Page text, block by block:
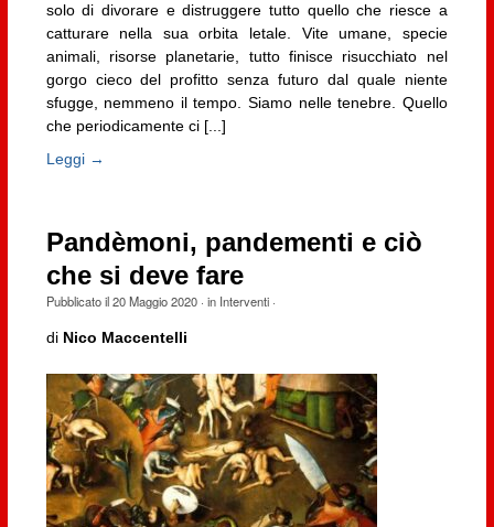
solo di divorare e distruggere tutto quello che riesce a
catturare nella sua orbita letale. Vite umane, specie
animali, risorse planetarie, tutto finisce risucchiato nel
gorgo cieco del profitto senza futuro dal quale niente
sfugge, nemmeno il tempo. Siamo nelle tenebre. Quello
che periodicamente ci [...]
Leggi →
Pandèmoni, pandementi e ciò
che si deve fare
Pubblicato il20 Maggio 2020· in Interventi·
diNico Maccentelli